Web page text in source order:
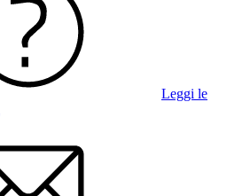
Leggi le